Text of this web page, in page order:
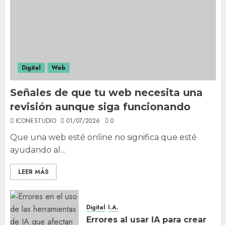
Digital Web
Señales de que tu web necesita una
revisión aunque siga funcionando
ICONESTUDIO 01/07/2026 0
Que una web esté online no significa que esté
ayudando al...
LEER MÁS
Digital I.A.
Errores al usar IA para crear